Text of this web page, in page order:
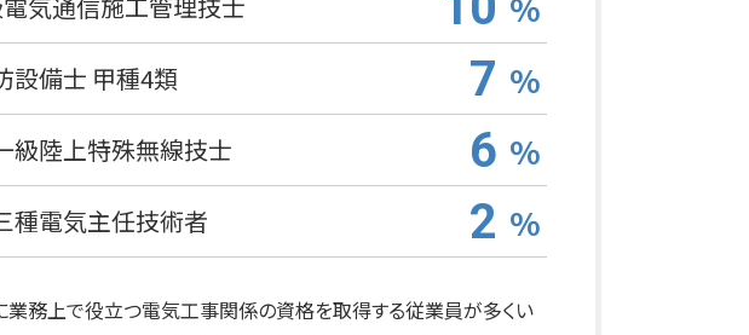
設備士 甲種4類 7 %
級陸上特殊無線技士 6 %
種電気主任技術者 2 %
務上で役立つ電気工事関係の資格を取得する従業員が多くい